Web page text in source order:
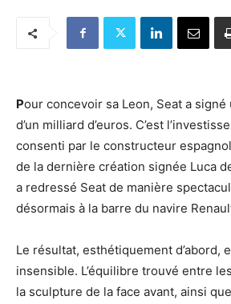
Pour concevoir sa Leon, Seat a
d’un milliard d’euros. C’est
consenti par le constructeur
de la dernière création signée Luca
a redressé Seat de manière
désormais à la barre du navire
Le résultat, esthétiquement d’abord,
insensible. L’équilibre trouvé entre
la sculpture de la face avant, ainsi